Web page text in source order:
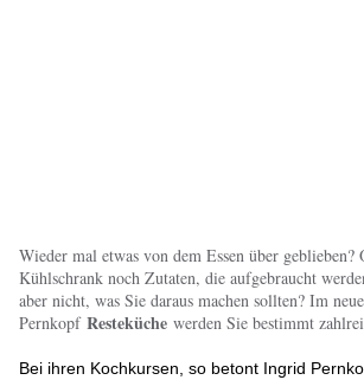
Wieder mal etwas von dem Essen über geblieben?
Kühlschrank noch Zutaten, die aufgebraucht
aber nicht, was Sie daraus machen sollten? Im
Pernkopf Resteküche werden Sie bestimmt
Bei ihren Kochkursen, so betont Ingrid